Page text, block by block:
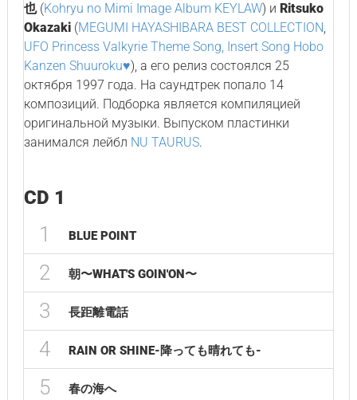
也(Kohryu no Mimi Image Album KEYLAW) и Ritsuko
Okazaki(MEGUMI HAYASHIBARA BEST COLLECTION,
UFO Princess Valkyrie Theme Song, Insert Song Hobo
Kanzen Shuuroku♥), а его релиз состоялся 25
октября 1997 года. На саундтрек попало 14
композиций. Подборка является компиляцией
оригинальной музыки. Выпуском пластинки
занимался лейбл NU TAURUS.
CD 1
1 BLUE POINT
2 朝〜WHAT'S GOIN'ON〜
3 長距離電話
4 RAIN OR SHINE-降っても晴れても-
5 春の海へ